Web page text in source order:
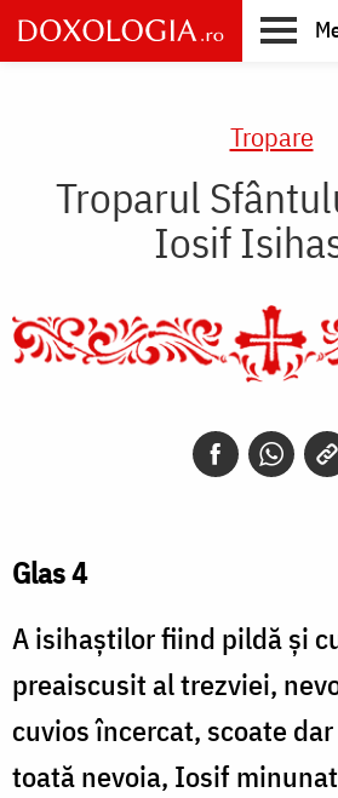
Skip
to
main
Tropare
Troparul
Iosif
Glas 4
A isihaştilor fiind pildă şi
preaiscusit al trezviei,
cuvios încercat, scoate
toată nevoia, Iosif